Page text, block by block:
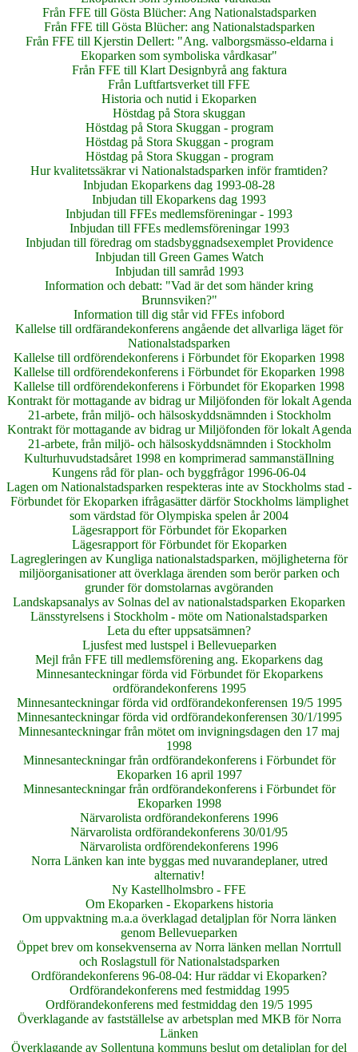
Från FFE till Gösta Blücher: Ang Nationalstadsparken
Från FFE till Gösta Blücher: ang Nationalstadsparken
Från FFE till Kjerstin Dellert: "Ang. valborgsmässo-eldarna i
Ekoparken som symboliska vårdkasar"
Från FFE till Klart Designbyrå ang faktura
Från Luftfartsverket till FFE
Historia och nutid i Ekoparken
Höstdag på Stora skuggan
Höstdag på Stora Skuggan - program
Höstdag på Stora Skuggan - program
Höstdag på Stora Skuggan - program
Hur kvalitetssäkrar vi Nationalstadsparken inför framtiden?
Inbjudan Ekoparkens dag 1993-08-28
Inbjudan till Ekoparkens dag 1993
Inbjudan till FFEs medlemsföreningar - 1993
Inbjudan till FFEs medlemsföreningar 1993
Inbjudan till föredrag om stadsbyggnadsexemplet Providence
Inbjudan till Green Games Watch
Inbjudan till samråd 1993
Information och debatt: "Vad är det som händer kring
Brunnsviken?"
Information till dig står vid FFEs infobord
Kallelse till ordfärandekonferens angående det allvarliga läget för
Nationalstadsparken
Kallelse till ordförendekonferens i Förbundet för Ekoparken 1998
Kallelse till ordförendekonferens i Förbundet för Ekoparken 1998
Kallelse till ordförendekonferens i Förbundet för Ekoparken 1998
Kontrakt för mottagande av bidrag ur Miljöfonden för lokalt Agenda
21-arbete, från miljö- och hälsoskyddsnämnden i Stockholm
Kontrakt för mottagande av bidrag ur Miljöfonden för lokalt Agenda
21-arbete, från miljö- och hälsoskyddsnämnden i Stockholm
Kulturhuvudstadsåret 1998 en komprimerad sammanstäIlning
Kungens råd för plan- och byggfrågor 1996-06-04
Lagen om Nationalstadsparken respekteras inte av Stockholms stad -
Förbundet för Ekoparken ifrågasätter därför Stockholms lämplighet
som värdstad för Olympiska spelen år 2004
Lägesrapport för Förbundet för Ekoparken
Lägesrapport för Förbundet för Ekoparken
Lagregleringen av Kungliga nationalstadsparken, möjligheterna för
miljöorganisationer att överklaga ärenden som berör parken och
grunder för domstolarnas avgöranden
Landskapsanalys av Solnas del av nationalstadsparken Ekoparken
Länsstyrelsens i Stockholm - möte om Nationalstadsparken
Leta du efter uppsatsämnen?
Ljusfest med lustspel i Bellevueparken
Mejl från FFE till medlemsförening ang. Ekoparkens dag
Minnesanteckningar förda vid Förbundet för Ekoparkens
ordförandekonferens 1995
Minnesanteckningar förda vid ordförandekonferensen 19/5 1995
Minnesanteckningar förda vid ordförandekonferensen 30/1/1995
Minnesanteckningar från mötet om invigningsdagen den 17 maj
1998
Minnesanteckningar från ordförandekonferens i Förbundet för
Ekoparken 16 april 1997
Minnesanteckningar från ordförandekonferens i Förbundet för
Ekoparken 1998
Närvarolista ordförandekonferens 1996
Närvarolista ordförandekonferens 30/01/95
Närvarolista ordförendekonferens 1996
Norra Länken kan inte byggas med nuvarandeplaner, utred
alternativ!
Ny Kastellholmsbro - FFE
Om Ekoparken - Ekoparkens historia
Om uppvaktning m.a.a överklagad detaljplan för Norra länken
genom Bellevueparken
Öppet brev om konsekvenserna av Norra länken mellan Norrtull
och Roslagstull för Nationalstadsparken
Ordförandekonferens 96-08-04: Hur räddar vi Ekoparken?
Ordförandekonferens med festmiddag 1995
Ordförandekonferens med festmiddag den 19/5 1995
Överklagande av fastställelse av arbetsplan med MKB för Norra
Länken
Överklagande av Sollentuna kommuns beslut om detaljplan for del